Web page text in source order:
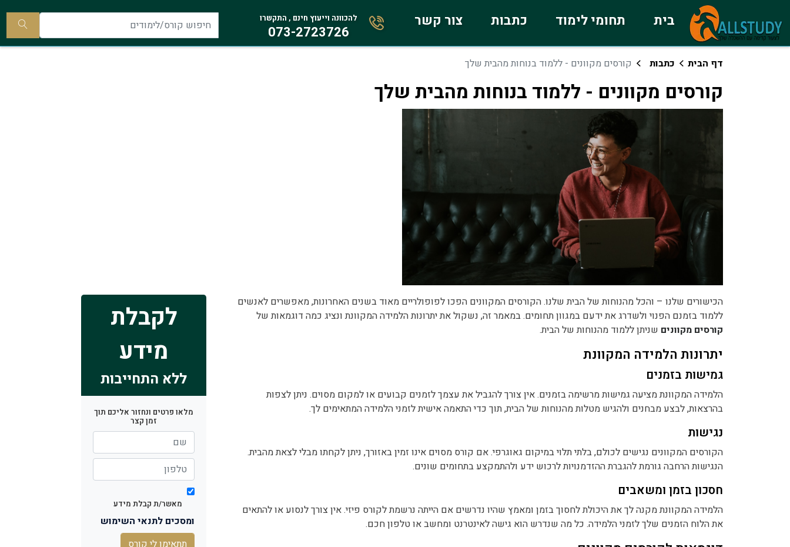
בית תחומי לימוד כתבות צור קשר להכוונה וייעוץ חינם , התקשרו
073-2723726
להתקשר
דף הבית כתבות קורסים מקוונים - ללמוד בנוחות מהבית שלך
קורסים מקוונים - ללמוד בנוחות מהבית שלך
הכישורים שלנו – והכל מהנוחות של הבית שלנו. הקורסים המקוונים הפכו לפופולריים מאוד בשנים האחרונות, מאפשרים לאנשים
ללמוד בזמנם הפנוי ולשדרג את ידעם במגוון תחומים. במאמר זה, נשקול את יתרונות הלמידה המקוונת ונציג כמה דוגמאות של
קורסים מקוונים שניתן ללמוד מהנוחות של הבית.
יתרונות הלמידה המקוונת
גמישות בזמנים
הלמידה המקוונת מציעה גמישות מרשימה בזמנים. אין צורך להגביל את עצמך לזמנים קבועים או למקום מסוים. ניתן לצפות
בהרצאות, לבצע מבחנים ולהגיש מטלות מהנוחות של הבית, תוך כדי התאמה אישית לזמני הלמידה המתאימים לך.
נגישות
הקורסים המקוונים נגישים לכולם, בלתי תלוי במיקום גאוגרפי. אם קורס מסוים אינו זמין באזורך, ניתן לקחתו מבלי לצאת מהבית.
הנגישות הרחבה גורמת להגברת ההזדמנויות לרכוש ידע ולהתמקצע בתחומים שונים.
חסכון בזמן ומשאבים
הלמידה המקוונת מקנה לך את היכולת לחסוך בזמן ומאמץ שהיו נדרשים אם הייתה נרשמת לקורס פיזי. אין צורך לנסוע או להתאים
את הלוח הזמנים שלך לזמני הלמידה. כל מה שנדרש הוא גישה לאינטרנט ומחשב או טלפון חכם.
לקבלת
מידע
ללא התחייבות
מלאו פרטים ונחזור אליכם תוך
זמן קצר
מאשר/ת קבלת מידע
ומסכים לתנאי השימוש
תתאימו לי קורס